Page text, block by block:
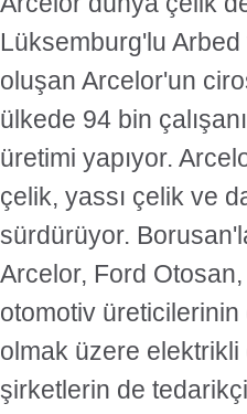
Lüksemburg'lu Arbed
oluşan Arcelor'un
ülkede 94 bin
üretimi yapıyor.
çelik, yassı çelik ve
sürdürüyor.
Arcelor, Ford
otomotiv üreticilerinin
olmak üzere elektrikli
şirketlerin de